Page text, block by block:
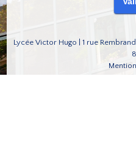
Lycée Victor Hugo | 1 rue